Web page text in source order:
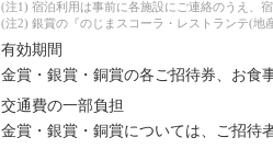
(注1) 宿泊利用は事前に各施設にご連絡のうえ、
(注2) 銀賞の『のじまスコーラ・レストランテ(地
有効期間
金賞・銀賞・銅賞の各ご招待券、お食
交通費の一部負担
金賞・銀賞・銅賞については、ご招待